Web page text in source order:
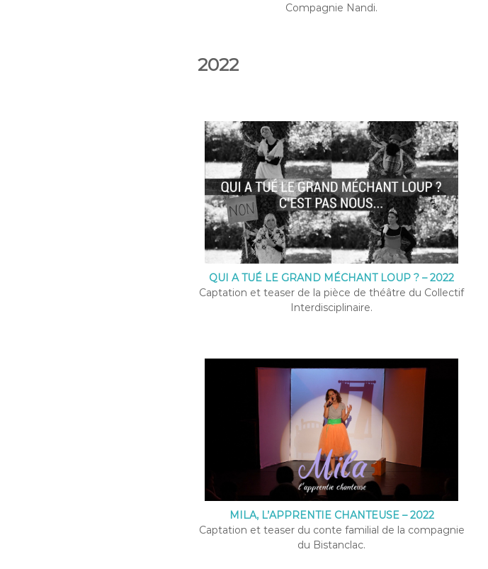
Compagnie Nandi.
2022
QUI A TUÉ LE GRAND MÉCHANT LOUP ? – 2022
Captation et teaser de la pièce de théâtre du Collectif
Interdisciplinaire.
MILA, L’APPRENTIE CHANTEUSE – 2022
Captation et teaser du conte familial de la compagnie
du Bistanclac.